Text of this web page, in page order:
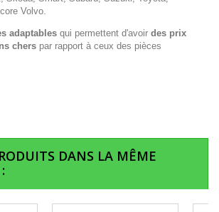
Volvo.
adaptables qui permettent d'avoir des prix
chers par rapport à ceux des pièces
DANS LA MÊME